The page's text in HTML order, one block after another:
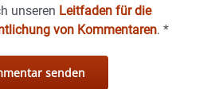
unseren Leitfaden für die
von Kommentaren.*